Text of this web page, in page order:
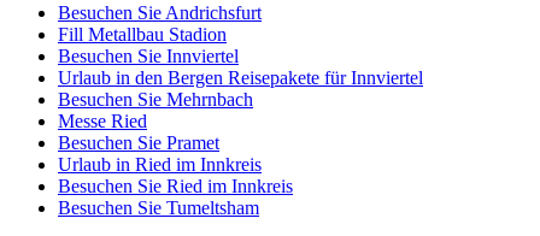
Besuchen Sie Andrichsfurt
Fill Metallbau Stadion
Besuchen Sie Innviertel
Urlaub in den Bergen Reisepakete für Innviertel
Besuchen Sie Mehrnbach
Messe Ried
Besuchen Sie Pramet
Urlaub in Ried im Innkreis
Besuchen Sie Ried im Innkreis
Besuchen Sie Tumeltsham